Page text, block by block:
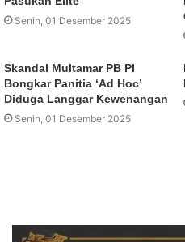
Senin, 01 Desember 2025
Skandal Multamar PB PI
Bongkar Panitia ‘Ad Hoc’
Diduga Langgar Kewenangan
Senin, 01 Desember 2025